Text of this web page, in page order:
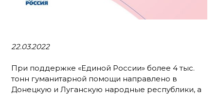
22.03.2022
При поддержке «Единой России» более 4 тыс.
тонн гуманитарной помощи направлено в
Донецкую и Луганскую народные республики, а